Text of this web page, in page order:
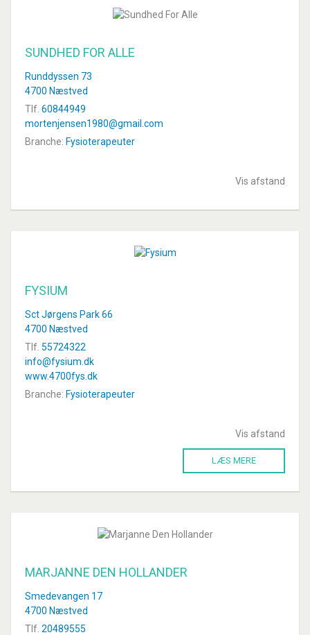
SUNDHED FOR ALLE
Runddyssen 73
4700 Næstved
Tlf. 60844949
mortenjensen1980@gmail.com
Branche: Fysioterapeuter
Vis afstand
FYSIUM
Sct Jørgens Park 66
4700 Næstved
Tlf. 55724322
info@fysium.dk
www.4700fys.dk
Branche: Fysioterapeuter
Vis afstand
LÆS MERE
MARJANNE DEN HOLLANDER
Smedevangen 17
4700 Næstved
Tlf. 20489555